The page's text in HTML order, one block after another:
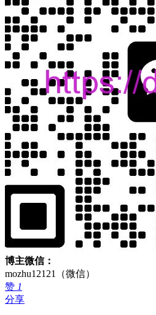
博主微信：
mozhu12121（微信）
赞 1
分享